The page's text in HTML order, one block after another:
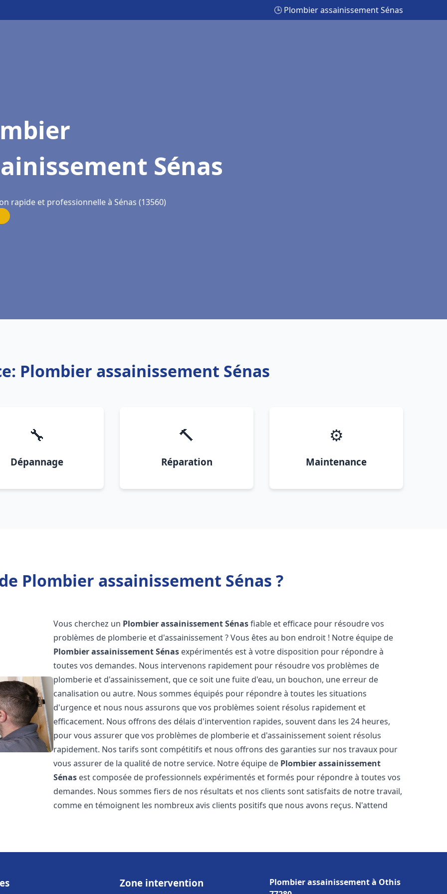
🕒 Plombier assainissement Sénas
Sénas
rapide et professionnelle à Sénas (13560)
Plombier assainissement Sénas
🔧
Dépannage
🔨
Réparation
⚙️
Maintenance
Plombier assainissement Sénas ?
Vous cherchez un Plombier assainissementSénasfiable et efficace pour résoudre vos
problèmes de plomberie et d'assainissement ? Vous êtes au bon endroit ! Notre équipe de
Plombier assainissementSénas expérimentés est à votre disposition pour répondre à
toutes vos demandes. Nous intervenons rapidement pour résoudre vos problèmes de
plomberie et d'assainissement, que ce soit une fuite d'eau, un bouchon, une erreur de
canalisation ou autre. Nous sommes équipés pour répondre à toutes les situations
d'urgence et nous nous assurons que vos problèmes soient résolus rapidement et
efficacement. Nous offrons des délais d'intervention rapides, souvent dans les 24 heures,
pour vous assurer que vos problèmes de plomberie et d'assainissement soient résolus
rapidement. Nos tarifs sont compétitifs et nous offrons des garanties sur nos travaux pour
vous assurer de la qualité de notre service. Notre équipe de Plombier assainissement
Sénas est composée de professionnels expérimentés et formés pour répondre à toutes vos
demandes. Nous sommes fiers de nos résultats et nos clients sont satisfaits de notre travail,
comme en témoignent les nombreux avis clients positifs que nous avons reçus. N'attend
Zone intervention
Plombier assainissement à Othis